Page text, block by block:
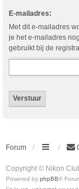
E-mailadres:
Met dit e-mailadres
je het e-mailadres
gebruikt bij de
Forum
Copyright © Nikon
Powered by phpBB®